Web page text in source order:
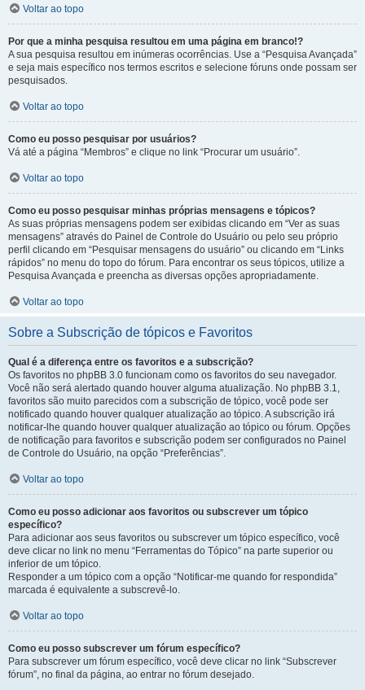
Voltar ao topo
Por que a minha pesquisa resultou em uma página em branco!?
A sua pesquisa resultou em inúmeras ocorrências. Use a “Pesquisa Avançada”
e seja mais específico nos termos escritos e selecione fóruns onde possam ser
pesquisados.
Voltar ao topo
Como eu posso pesquisar por usuários?
Vá até a página “Membros” e clique no link “Procurar um usuário”.
Voltar ao topo
Como eu posso pesquisar minhas próprias mensagens e tópicos?
As suas próprias mensagens podem ser exibidas clicando em “Ver as suas
mensagens” através do Painel de Controle do Usuário ou pelo seu próprio
perfil clicando em “Pesquisar mensagens do usuário” ou clicando em “Links
rápidos” no menu do topo do fórum. Para encontrar os seus tópicos, utilize a
Pesquisa Avançada e preencha as diversas opções apropriadamente.
Voltar ao topo
Sobre a Subscrição de tópicos e Favoritos
Qual é a diferença entre os favoritos e a subscrição?
Os favoritos no phpBB 3.0 funcionam como os favoritos do seu navegador.
Você não será alertado quando houver alguma atualização. No phpBB 3.1,
favoritos são muito parecidos com a subscrição de tópico, você pode ser
notificado quando houver qualquer atualização ao tópico. A subscrição irá
notificar-lhe quando houver qualquer atualização ao tópico ou fórum. Opções
de notificação para favoritos e subscrição podem ser configurados no Painel
de Controle do Usuário, na opção “Preferências”.
Voltar ao topo
Como eu posso adicionar aos favoritos ou subscrever um tópico
específico?
Para adicionar aos seus favoritos ou subscrever um tópico específico, você
deve clicar no link no menu “Ferramentas do Tópico” na parte superior ou
inferior de um tópico.
Responder a um tópico com a opção “Notificar-me quando for respondida”
marcada é equivalente a subscrevê-lo.
Voltar ao topo
Como eu posso subscrever um fórum específico?
Para subscrever um fórum específico, você deve clicar no link “Subscrever
fórum”, no final da página, ao entrar no fórum desejado.